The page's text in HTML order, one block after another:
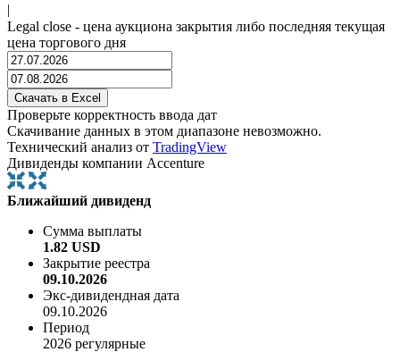
|
Legal close - цена аукциона закрытия либо последняя текущая
цена торгового дня
Проверьте корректность ввода дат
Скачивание данных в этом диапазоне невозможно.
Технический анализ от TradingView
Дивиденды компании Accenture
Ближайший дивиденд
Сумма выплаты
1.82 USD
Закрытие реестра
09.10.2026
Экс-дивидендная дата
09.10.2026
Период
2026 регулярные